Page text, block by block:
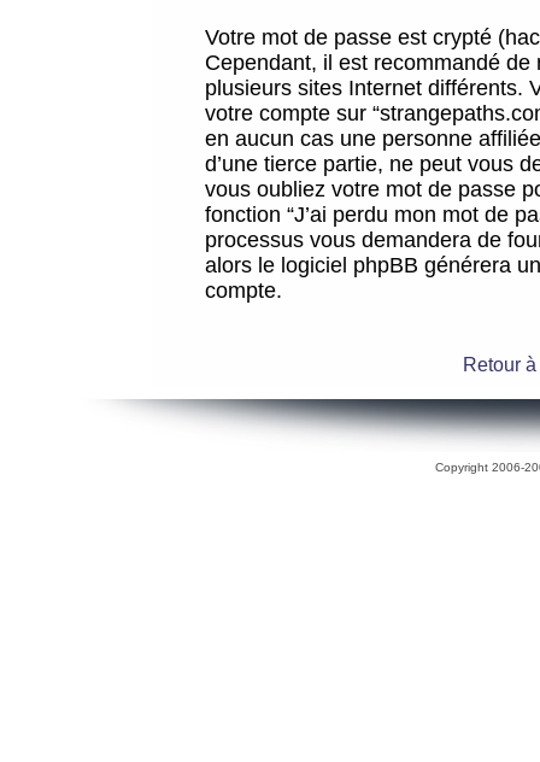
Votre mot de passe est crypté
Cependant, il est recommandé
plusieurs sites Internet différents.
votre compte sur
en aucun cas une personne
d’une tierce partie, ne peut vous
vous oubliez votre mot de passe
fonction “J’ai perdu mon mot de
processus vous demandera de
alors le logiciel phpBB générera
compte.
Retour
Copyright 2006-